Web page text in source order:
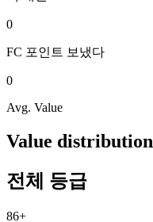
0
FC 포인트 보냈다
0
Avg. Value
Value distribution
전체 등급
86+